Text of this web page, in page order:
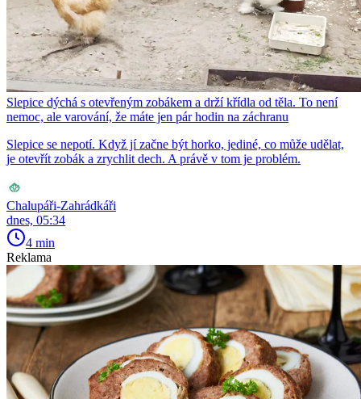
Slepice dýchá s otevřeným zobákem a drží křídla od těla. To není
nemoc, ale varování, že máte jen pár hodin na záchranu
Slepice se nepotí. Když jí začne být horko, jediné, co může udělat,
je otevřít zobák a zrychlit dech. A právě v tom je problém.
Chalupáři-Zahrádkáři
dnes, 05:34
4 min
Reklama